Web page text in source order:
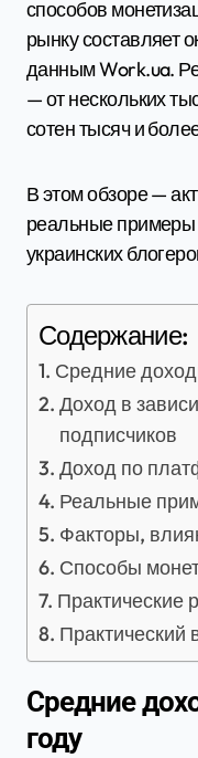
способов
рынку составляет
данным Work.ua.
— от нескольких
сотен тысяч и
В этом обзоре —
реальные примеры
украинских
Содержание:
Средние
Доход в
подписчиков
Доход по
Реальные
Факторы,
Способы
Практические
Практический
Средние
году